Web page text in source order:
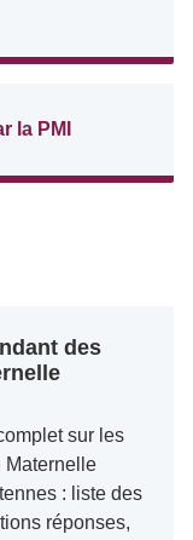
la PMI
des
sur les
Maternelle
: liste des
réponses,